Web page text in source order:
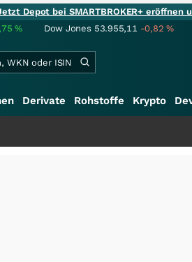
Depot bei SMARTBROKER+ eröffnen
% Dow Jones 53.955,11 -0,82%
Derivate Rohstoffe Krypto